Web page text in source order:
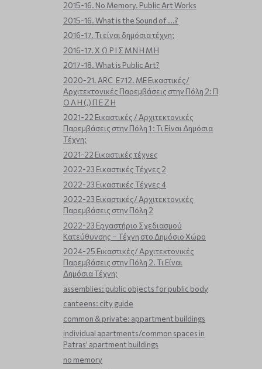
2015-16. No Memory. Public Art Works
2015-16. What is the Sound of ...?
2016-17. Τι είναι δημόσια τέχνη;
2016-17. Χ Ω Ρ Ι Σ Μ Ν Η Μ Η
2017-18. What is Public Art?
2020-21. ARC_E712. ΜΕ Εικαστικές/
Αρχιτεκτονικές Παρεμβάσεις στην Πόλη 2: Π
Ο Λ Η (,) Π Ε Ζ Η
2021-22 Εικαστικές / Αρχιτεκτονικές
Παρεμβάσεις στην Πόλη 1 : Τι Είναι Δημόσια
Τέχνη;
2021-22 Εικαστικές τέχνες
2022-23 Εικαστικές Τέχνες 2
2022-23 Εικαστικές Τέχνες 4
2022-23 Εικαστικές/ Αρχιτεκτονικές
Παρεμβάσεις στην Πόλη 2
2022-23 Εργαστήριο Σχεδιασμού
Κατεύθυνσης – Τέχνη στο Δημόσιο Χώρο
2024-25 Εικαστικές/ Αρχιτεκτονικές
Παρεμβάσεις στην Πόλη 2. Τι Είναι
Δημόσια Τέχνη;
assemblies: public objects for public body
canteens: city guide
common & private: appartment buildings
individual apartments/common spaces in
Patras’ apartment buildings
no memory